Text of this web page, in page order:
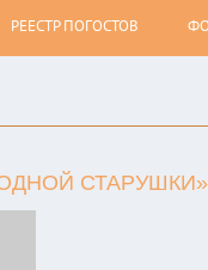
РЕЕСТР ПОГОСТОВ
СТАРУШКИ»